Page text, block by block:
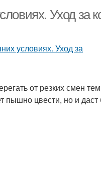
Уход за
от резких смен
пышно цвести, но и